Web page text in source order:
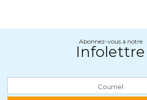
Abonnez-vous à notre
Infolettre